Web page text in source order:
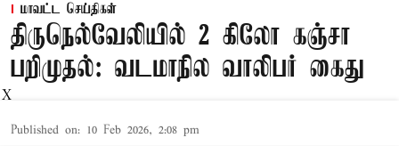
மாவட்ட செய்திகள்
திருநெல்வேலியில் 2 கிலோ கஞ்சா
பறிமுதல்: வடமாநில வாலிபர் கைது
Published on: 10 Feb 2026, 2:08 pm
X